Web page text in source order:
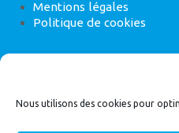
Nous utilisons des cookies pour
Mentions légales
Politique de cookies